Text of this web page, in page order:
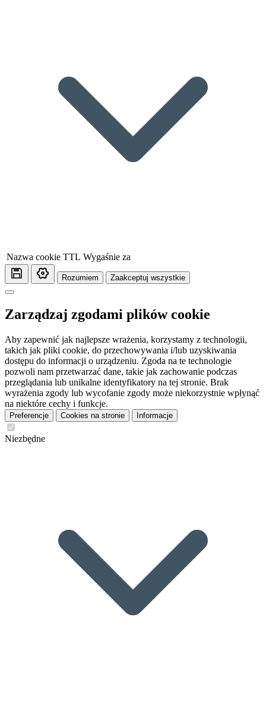
Nazwa cookie TTL Wygaśnie za
Rozumiem Zaakceptuj wszystkie
Zarządzaj zgodami plików cookie
Aby zapewnić jak najlepsze wrażenia, korzystamy z technologii,
takich jak pliki cookie, do przechowywania i/lub uzyskiwania
dostępu do informacji o urządzeniu. Zgoda na te technologie
pozwoli nam przetwarzać dane, takie jak zachowanie podczas
przeglądania lub unikalne identyfikatory na tej stronie. Brak
wyrażenia zgody lub wycofanie zgody może niekorzystnie wpłynąć
na niektóre cechy i funkcje.
Preferencje Cookies na stronie Informacje
Niezbędne